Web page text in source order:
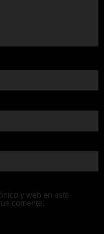
y web en este
comente.